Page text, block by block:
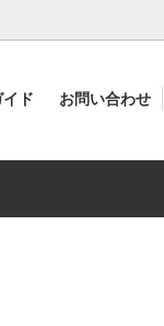
ド お問い合わせ